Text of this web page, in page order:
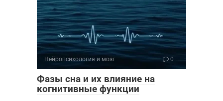
Нейропсихология и мозг 0
Фазы сна и их влияние на
когнитивные функции